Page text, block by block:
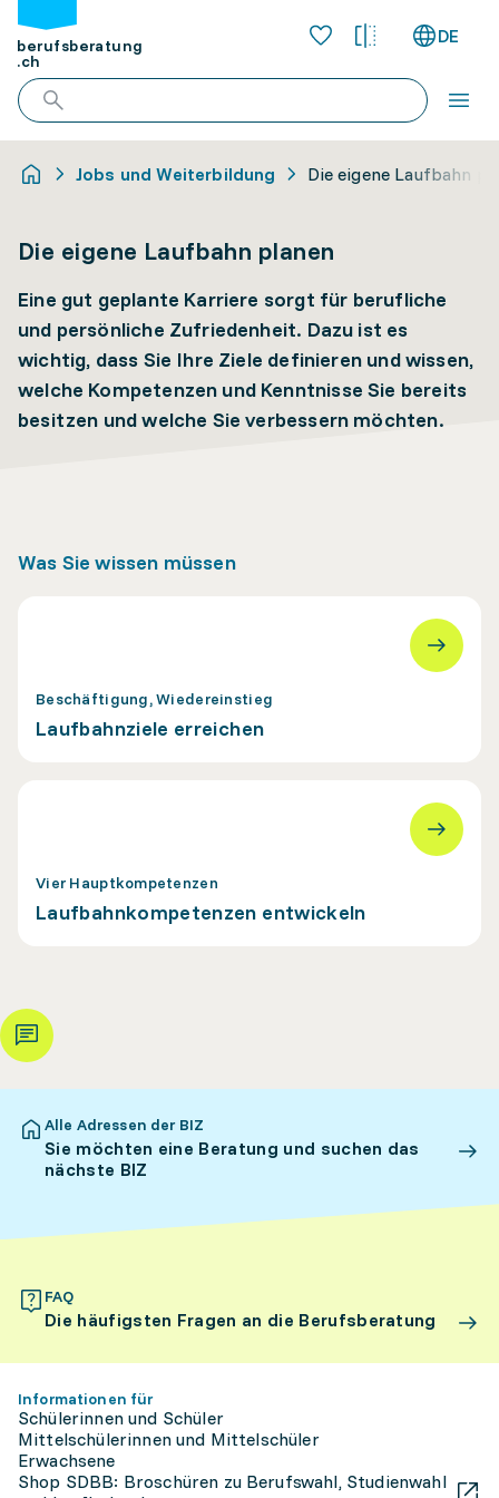
berufsberatung
.ch
DE
Jobs und Weiterbildung Die eigene Laufbahn
Die eigene Laufbahn planen
Eine gut geplante Karriere sorgt für berufliche
und persönliche Zufriedenheit. Dazu ist es
wichtig, dass Sie Ihre Ziele definieren und wissen,
welche Kompetenzen und Kenntnisse Sie bereits
besitzen und welche Sie verbessern möchten.
Was Sie wissen müssen
Beschäftigung, Wiedereinstieg
Laufbahnziele erreichen
Vier Hauptkompetenzen
Laufbahnkompetenzen entwickeln
Alle Adressen der BIZ
Sie möchten eine Beratung und suchen das
nächste BIZ
FAQ
Die häufigsten Fragen an die Berufsberatung
Informationen für
Schülerinnen und Schüler
Mittelschülerinnen und Mittelschüler
Erwachsene
Shop SDBB: Broschüren zu Berufswahl, Studienwahl